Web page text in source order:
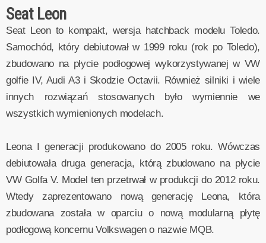
Seat Leon
Seat Leon to kompakt, wersja hatchback modelu Toledo.
Samochód, który debiutował w 1999 roku (rok po Toledo),
zbudowano na płycie podłogowej wykorzystywanej w VW
golfie IV, Audi A3 i Skodzie Octavii. Również silniki i wiele
innych rozwiązań stosowanych było wymiennie we
wszystkich wymienionych modelach.
Leona I generacji produkowano do 2005 roku. Wówczas
debiutowała druga generacja, którą zbudowano na płycie
VW Golfa V. Model ten przetrwał w produkcji do 2012 roku.
Wtedy zaprezentowano nową generację Leona, która
zbudowana została w oparciu o nową modularną płytę
podłogową koncernu Volkswagen o nazwie MQB.